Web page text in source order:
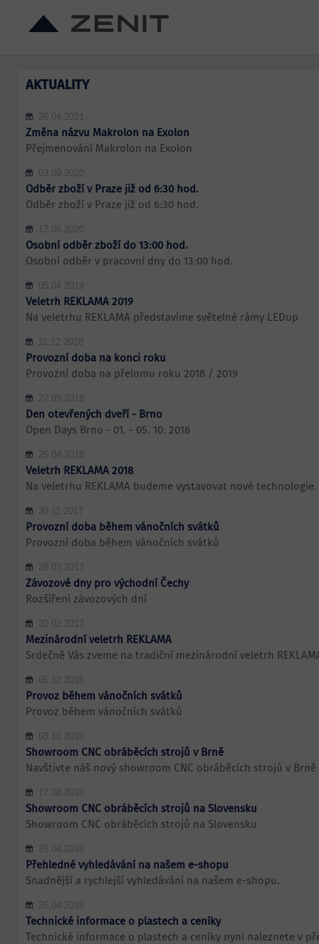
AKTUALITY
26.04.2021
Změna názvu Makrolon na Exolon
Přejmenování Makrolon na Exolon
03.09.2020
Odběr zboží v Praze již od 6:30 hod.
Odběr zboží v Praze již od 6:30 hod.
17.06.2020
Osobní odběr zboží do 13:00 hod.
Osobní odběr v pracovní dny do 13:00 hod.
05.04.2019
Veletrh REKLAMA 2019
Na veletrhu REKLAMA představíme světelné rámy LEDup
11.12.2018
Provozní doba na konci roku
Provozní doba na přelomu roku 2018 / 2019
27.09.2018
Den otevřených dveří - Brno
Open Days Brno - 01. - 05. 10. 2018
25.04.2018
Veletrh REKLAMA 2018
Na veletrhu REKLAMA budeme vystavovat nové technologie.
30.11.2017
Provozní doba během vánočních svátků
Provozní doba během vánočních svátků
28.03.2017
Závozové dny pro východní Čechy
Rozšíření závozových dní
20.02.2017
Mezinárodní veletrh REKLAMA
Srdečně Vás zveme na tradiční mezinárodní veletrh
05.12.2016
Provoz během vánočních svátků
Provoz během vánočních svátků
03.10.2016
Showroom CNC obráběcích strojů v Brně
Navštivte náš nový showroom CNC obráběcích strojů v Brně
17.08.2016
Showroom CNC obráběcích strojů na Slovensku
Showroom CNC obráběcích strojů na Slovensku
28.04.2016
Přehledné vyhledávání na našem e-shopu
Snadnější a rychlejší vyhledávání na našem e-shopu.
26.04.2016
Technické informace o plastech a ceníky
Technické informace o plastech a ceníky nyní naleznete v